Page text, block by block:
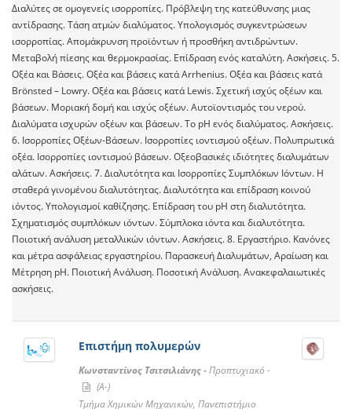
Διαλύτες σε ομογενείς ισορροπίες. Πρόβλεψη της κατεύθυνσης μιας
αντίδρασης. Τάση ατμών διαλύματος. Υπολογισμός συγκεντρώσεων
ισορροπίας. Απομάκρυνση προϊόντων ή προσθήκη αντιδρώντων.
Μεταβολή πίεσης και θερμοκρασίας. Επίδραση ενός καταλύτη. Ασκήσεις. 5.
Οξέα και Βάσεις. Οξέα και βάσεις κατά Arrhenius. Οξέα και βάσεις κατά
Brönsted – Lowry. Οξέα και βάσεις κατά Lewis. Σχετική ισχύς οξέων και
βάσεων. Μοριακή δομή και ισχύς οξέων. Αυτοϊοντισμός του νερού.
Διαλύματα ισχυρών οξέων και βάσεων. Το pH ενός διαλύματος. Ασκήσεις.
6. Ισορροπίες Οξέων-Βάσεων. Ισορροπίες ιοντισμού οξέων. Πολυπρωτικά
οξέα. Ισορροπίες ιοντισμού βάσεων. Οξεοβασικές ιδιότητες διαλυμάτων
αλάτων. Ασκήσεις. 7. Διαλυτότητα και Ισορροπίες Συμπλόκων Ιόντων. Η
σταθερά γινομένου διαλυτότητας. Διαλυτότητα και επίδραση κοινού
ιόντος. Υπολογισμοί καθίζησης. Επίδραση του pH στη διαλυτότητα.
Σχηματισμός συμπλόκων ιόντων. Σύμπλοκα ιόντα και διαλυτότητα.
Ποιοτική ανάλυση μεταλλικών ιόντων. Ασκήσεις. 8. Εργαστήριο. Κανόνες
και μέτρα ασφάλειας εργαστηρίου. Παρασκευή Διαλυμάτων, Αραίωση και
Μέτρηση pH. Ποιοτική Ανάλυση. Ποσοτική Ανάλυση. Ανακεφαλαιωτικές
ασκήσεις.
Επιστήμη πολυμερών
Κωνσταντίνος Τσιτσιλιάνης -Προπτυχιακό -
(A-)
Τμήμα Χημικών Μηχανικών, Πανεπιστήμιο